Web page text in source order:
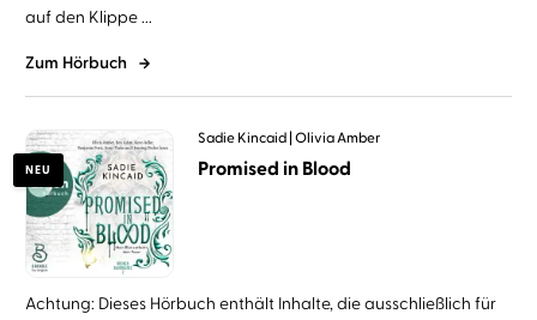
auf den Klippe ...
Zum Hörbuch
NEU
Sadie Kincaid Olivia Amber
Promised in Blood
Achtung: Dieses Hörbuch enthält Inhalte, die ausschließlich für